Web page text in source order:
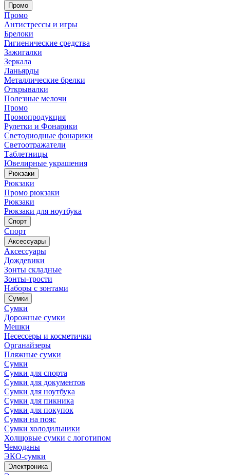
Промо
Промо
Антистрессы и игры
Брелоки
Гигиенические средства
Зажигалки
Зеркала
Ланьярды
Металлические брелки
Открывалки
Полезные мелочи
Промо
Промопродукция
Рулетки и Фонарики
Светодиодные фонарики
Светоотражатели
Таблетницы
Ювелирные украшения
Рюкзаки
Рюкзаки
Промо рюкзаки
Рюкзаки
Рюкзаки для ноутбука
Спорт
Спорт
Аксессуары
Аксессуары
Дождевики
Зонты складные
Зонты-трости
Наборы с зонтами
Сумки
Сумки
Дорожные сумки
Мешки
Несессеры и косметички
Органайзеры
Пляжные сумки
Сумки
Сумки для спорта
Сумки для документов
Сумки для ноутбука
Сумки для пикника
Сумки для покупок
Сумки на пояс
Сумки холодильники
Холщовые сумки с логотипом
Чемоданы
ЭКО-сумки
Электроника